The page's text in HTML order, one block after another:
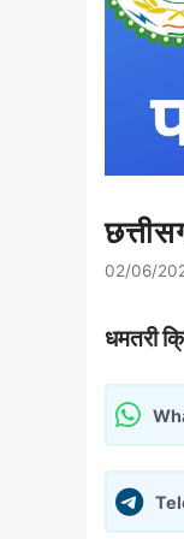
02/06/
धमतरी